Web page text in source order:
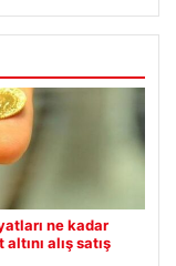
ne kadar
alış satış